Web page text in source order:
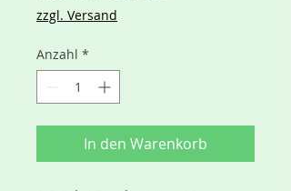
zzgl. Versand
Anzahl *
In den Warenkorb